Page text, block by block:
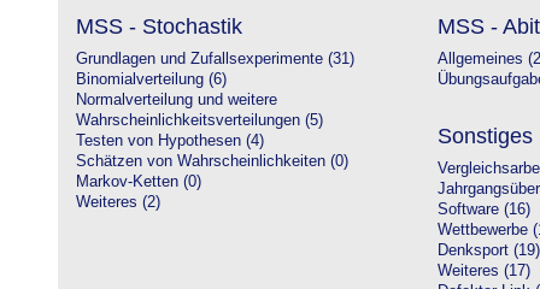
MSS - Stochastik
Grundlagen und Zufallsexperimente (31)
Binomialverteilung (6)
Normalverteilung und weitere
Wahrscheinlichkeitsverteilungen (5)
Testen von Hypothesen (4)
Schätzen von Wahrscheinlichkeiten (0)
Markov-Ketten (0)
Weiteres (2)
MSS -
Allgemeines
Sonstiges
Software (16)
Wettbewerbe
Denksport (19)
Weiteres (17)